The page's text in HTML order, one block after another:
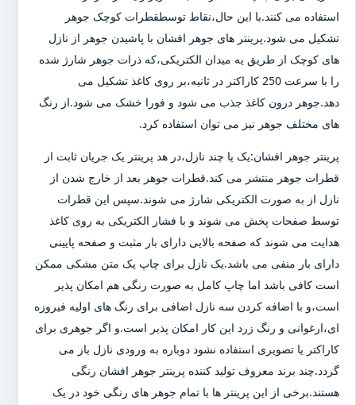
استفاده می کنند.با این حال،نقاط توسطقطرات کوچک جوهر
تشکیل می شود.پرینتر های جوهر افشان با پاشیدن جوهر از نازل
های کوچک از طریق یه میدان الکتریکی،که ذرات جوهر شارژ شده
را با سرعت 250 کاراکتر در ثانیه،بر روی کاغذ تشکیل می
دهد.جوهر درون کاغذ جذب می شود و فورا خشک می شود.از رنگ
های مختلف جوهر نیز می توان استفاده کرد.
پرینتر جوهر افشان:یک یا چند نازل،در هد پرینتر یک جریان ثابت از
قطرات جوهر منتشر می کند.قطرات جوهر بعد از خارج شدن از
نازل از به صورت الکتریکی شارژ می شوند.سپس این قطرات
توسط صفحات پخش می شوند و با فشار الکتریکی به روی کاغذ
هدایت می شوند که صفحه بالایی دارای بار مثبت و صفحه پایینی
دارای بار منفی می باشد.یک نازل برای چاپ یک متن مشکی ممکن
است کافی باشد اما چاپ کامل به صورت رنگی هم امکان پذیر
است،و با اضافه کردن سه نازل اضافی برای رنگ های اولیه فیروزه
ای،ارغوانی و رنگ زرد این کار امکان پذیر است.و اگر جوهری برای
کاراکتر یا تصویری استفاده نشود دوباره به ورودی نازل باز می
گردد.چند برند معروف تولید کننده پرینتر جوهر افشان رنگی
هستند.برخی از این پرینتر ها با تمام جوهر های رنگی خود در یک